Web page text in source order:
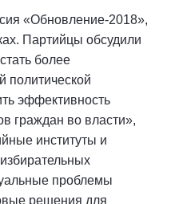
«Обновление-2018»,
Партийцы обсудили
более
политической
эффективность
граждан во власти»,
институты и
проблемы
решения для